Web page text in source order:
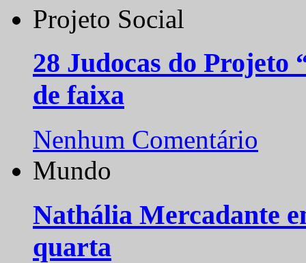
Projeto Social
28 Judocas do
de faixa
Nenhum Comentário
Mundo
Nathália Mercadante
quarta